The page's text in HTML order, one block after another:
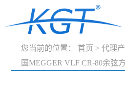
您当前的位置： 首页 > 代理
国MEGGER VLF CR-80余弦